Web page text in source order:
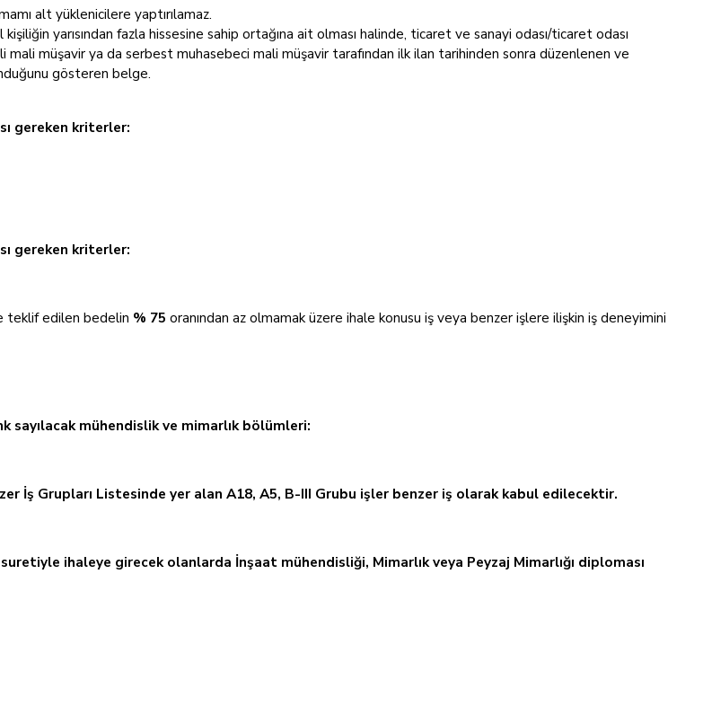
alt yüklenicilere yaptırılamaz.
yarısından fazla hissesine sahip ortağına ait olması halinde, ticaret ve sanayi odası/ticaret odası
müşavir ya da serbest muhasebeci mali müşavir tarafından ilk ilan tarihinden sonra düzenlenen ve
gösteren belge.
gereken kriterler:
gereken kriterler:
teklif edilen bedelin % 75 oranından az olmamak üzere ihale konusu iş veya benzer işlere ilişkin iş deneyimini
sayılacak mühendislik ve mimarlık bölümleri:
İş Grupları Listesinde yer alan A18, A5, B-III Grubu işler benzer iş olarak kabul edilecektir.
ihaleye girecek olanlarda İnşaat mühendisliği, Mimarlık veya Peyzaj Mimarlığı diploması